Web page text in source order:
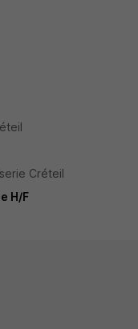
Créteil
H/F